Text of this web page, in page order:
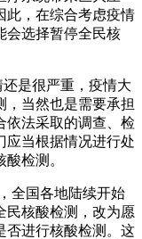
此，在综合考虑疫情
会选择暂停全民核
是很严重，疫情大
，当然也是需要承担
依法采取的调查、检
应当根据情况进行处
检测。
全国各地陆续开始
民核酸检测，改为愿
否进行核酸检测。这